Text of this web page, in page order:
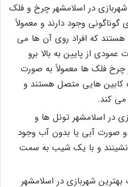
در اسلامشهر چرخ و فلک
وجود دارند و معمولاً
که افراد روی آن ها می
از پایین به بالا برو
چرخ فلک ها معمولاً به صورت
کابین هایی متصل هستند و
کند.
در اسلامشهر تونل ها و
صورت آبی یا بدون آب وجود
نشینند و با یک شیب به سمت
بهترین شهربازی در اسلامشهر